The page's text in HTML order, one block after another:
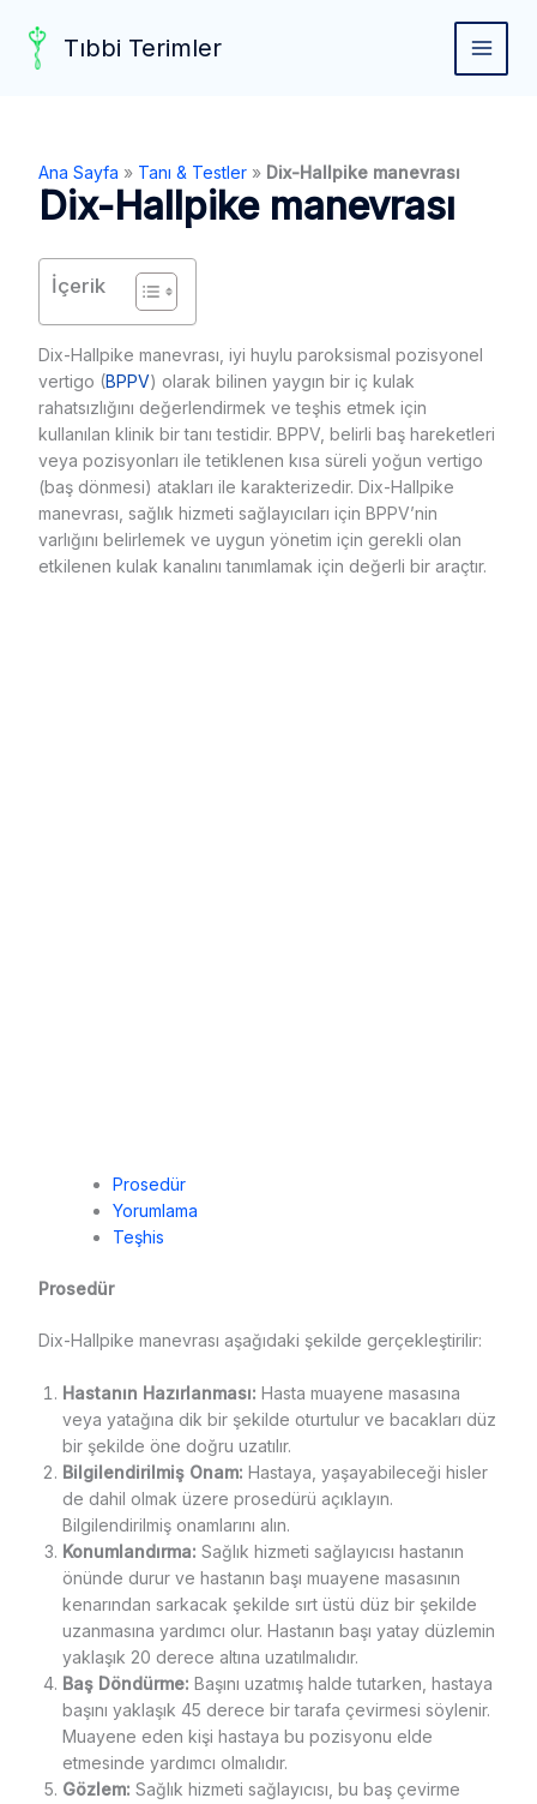
content
Tıbbi Terimler
MAIN
Ana Sayfa » Tanı & Testler» Dix-Hallpike manevrası
Dix-Hallpike manevrası
İçerik
Dix-Hallpike manevrası, iyi huylu paroksismal pozisyonel
vertigo (BPPV) olarak bilinen yaygın bir iç kulak
rahatsızlığını değerlendirmek ve teşhis etmek için
kullanılan klinik bir tanı testidir. BPPV, belirli baş hareketleri
veya pozisyonları ile tetiklenen kısa süreli yoğun vertigo
(baş dönmesi) atakları ile karakterizedir. Dix-Hallpike
manevrası, sağlık hizmeti sağlayıcıları için BPPV’nin
varlığını belirlemek ve uygun yönetim için gerekli olan
etkilenen kulak kanalını tanımlamak için değerli bir araçtır.
Prosedür
Yorumlama
Teşhis
Prosedür
Dix-Hallpike manevrası aşağıdaki şekilde gerçekleştirilir:
Hastanın Hazırlanması: Hasta muayene masasına
veya yatağına dik bir şekilde oturtulur ve bacakları düz
bir şekilde öne doğru uzatılır.
Bilgilendirilmiş Onam: Hastaya, yaşayabileceği hisler
de dahil olmak üzere prosedürü açıklayın.
Bilgilendirilmiş onamlarını alın.
Konumlandırma: Sağlık hizmeti sağlayıcısı hastanın
önünde durur ve hastanın başı muayene masasının
kenarından sarkacak şekilde sırt üstü düz bir şekilde
uzanmasına yardımcı olur. Hastanın başı yatay düzlemin
yaklaşık 20 derece altına uzatılmalıdır.
Baş Döndürme: Başını uzatmış halde tutarken, hastaya
başını yaklaşık 45 derece bir tarafa çevirmesi söylenir.
Muayene eden kişi hastaya bu pozisyonu elde
etmesinde yardımcı olmalıdır.
Gözlem: Sağlık hizmeti sağlayıcısı, bu baş çevirme